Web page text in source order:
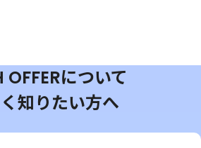
OFFERについて
知りたい方へ